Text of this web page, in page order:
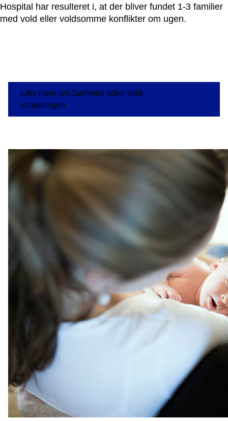
Hospital har resulteret i, at der bliver fundet 1-3 familier
med vold eller voldsomme konflikter om ugen.
Læs mere om Sammen uden vold-
screeningen